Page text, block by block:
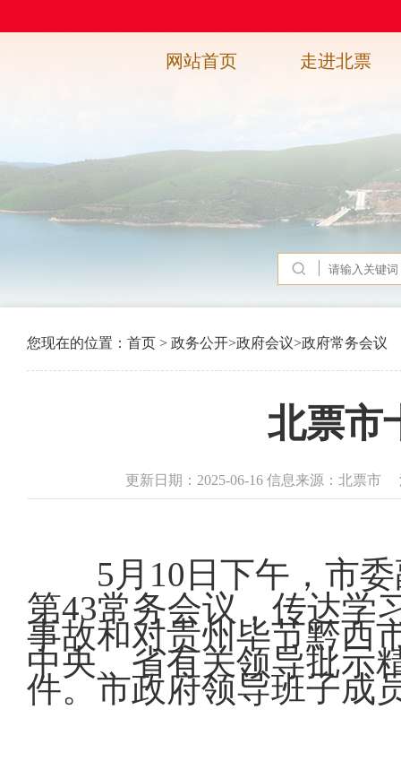
网站首页 走进北票
您现在的位置： 首页 > 政务公开>政府会议>政府常务会议
北票市
更新日期：2025-06-16 信息来源：北票市
5月10日下午，市
第43常务会议，传达学
事故和对贵州毕节黔西
中央、省有关领导批示
件。市政府领导班子成